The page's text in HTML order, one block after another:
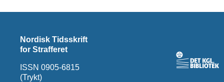
Nordisk Tidsskrift
for Strafferet
ISSN 0905-6815
(Trykt)